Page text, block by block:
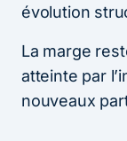
évolution
La marge
atteinte par
nouveaux